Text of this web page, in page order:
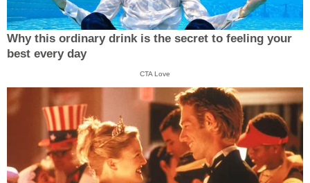
Why this ordinary drink is the secret to feeling your
best every day
CTA Love